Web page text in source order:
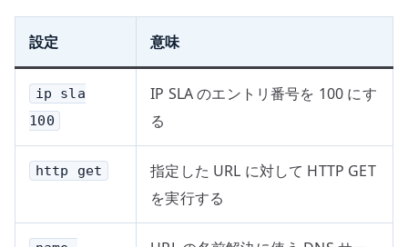
設定 意味
ip sla
100
IP SLA のエントリ番号を 100 にす
る
http get
指定した URL に対して HTTP GET
を実行する